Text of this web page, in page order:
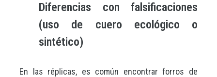
Diferencias con falsificaciones
(uso de cuero ecológico o
sintético)
En las réplicas, es común encontrar forros de